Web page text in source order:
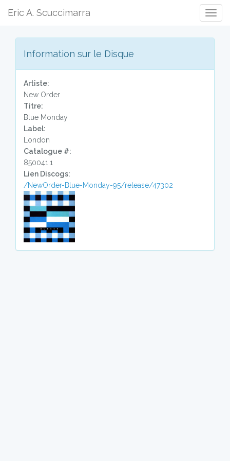
Eric A. Scuccimarra
Information sur le Disque
Artiste:
New Order
Titre:
Blue Monday
Label:
London
Catalogue #:
850041.1
Lien Discogs:
/NewOrder-Blue-Monday-95/release/47302